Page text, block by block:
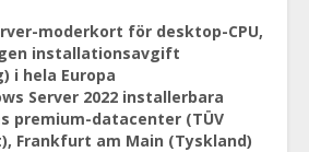
moderkort för desktop-CPU,
installationsavgift
i hela Europa
Server 2022 installerbara
premium-datacenter (TÜV
Frankfurt am Main (Tyskland)